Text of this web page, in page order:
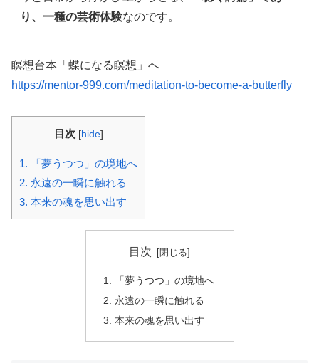
り、一種の芸術体験なのです。
瞑想台本「蝶になる瞑想」へ
https://mentor-999.com/meditation-to-become-a-butterfly
目次 [hide]
1. 「夢うつつ」の境地へ
2. 永遠の一瞬に触れる
3. 本来の魂を思い出す
目次
「夢うつつ」の境地へ
永遠の一瞬に触れる
本来の魂を思い出す